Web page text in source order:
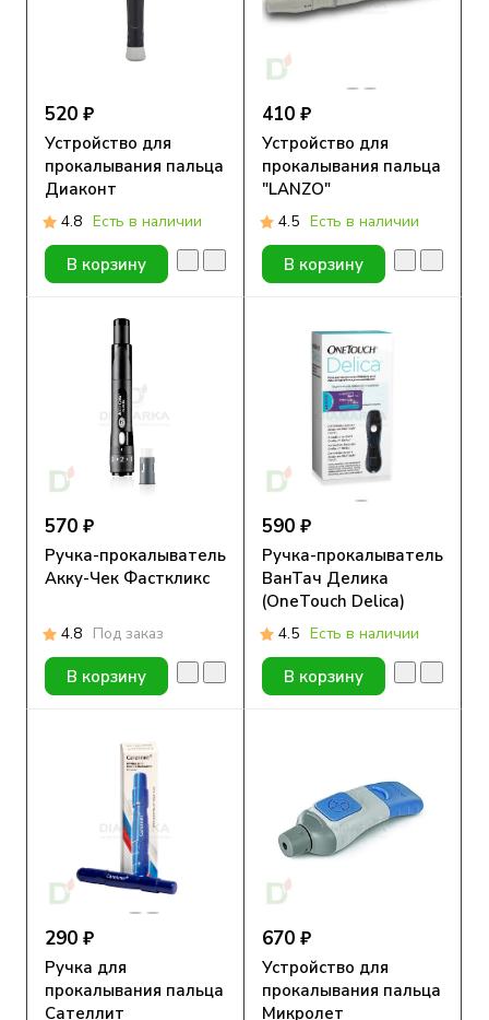
520 ₽
Устройство для
прокалывания пальца
Диаконт
4.8 Есть в наличии
В корзину
410 ₽
Устройство для
прокалывания пальца
"LANZO"
4.5 Есть в наличии
В корзину
570 ₽
Ручка-прокалыватель
Акку-Чек Фасткликс
4.8 Под заказ
В корзину
590 ₽
Ручка-прокалыватель
ВанТач Делика
(OneTouch Delica)
4.5 Есть в наличии
В корзину
290 ₽
Ручка для
прокалывания пальца
Сателлит
670 ₽
Устройство для
прокалывания пальца
Микролет